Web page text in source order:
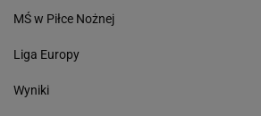
MŚ w Piłce Nożnej
Liga Europy
Wyniki